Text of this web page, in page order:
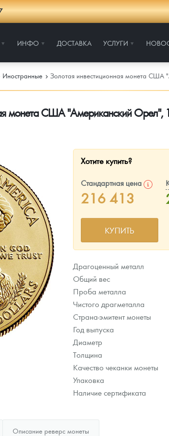
ИНФО ДОСТАВКА УСЛУГИ
платины на 2026 год
Иностранные Золотая инвестиционная монета США
монета США "Американский Орел",
Хотите купить?
Стандартная цена
216 413
КУПИТЬ
Драгоценный металл
Общий вес
Проба металла
Чистого драгметалла
Страна-эмитент монеты
Год выпуска
Диаметр
Толщина
Качество чеканки монеты
Упаковка
Наличие сертификата
Описание реверс монеты